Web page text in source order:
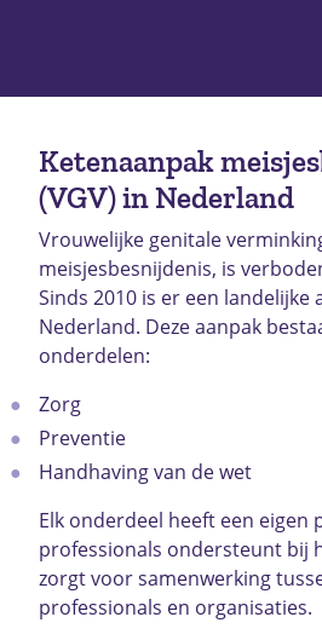
Ketenaanpak
(VGV) in Nederland
Vrouwelijke genitale
meisjesbesnijdenis, is
Sinds 2010 is er een landelijke
Nederland. Deze aanpak
onderdelen:
Zorg
Preventie
Handhaving van de wet
Elk onderdeel heeft een eigen
professionals ondersteunt bij
zorgt voor samenwerking
professionals en organisaties.